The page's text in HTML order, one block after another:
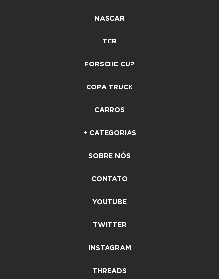
NASCAR
TCR
PORSCHE CUP
COPA TRUCK
CARROS
+ CATEGORIAS
SOBRE NÓS
CONTATO
YOUTUBE
TWITTER
INSTAGRAM
THREADS